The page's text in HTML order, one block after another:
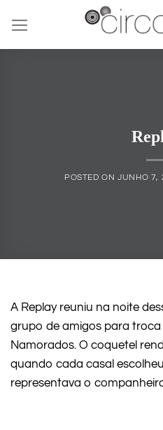
content
POSTED ONJUNHO 7,
A Replay reuniu na noite
grupo de amigos para troca
Namorados. O coquetel
quando cada casal
representava o